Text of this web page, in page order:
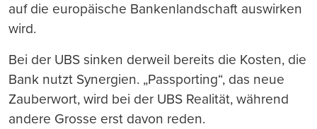
auf die europäische Bankenlandschaft auswirken
wird.
Bei der UBS sinken derweil bereits die Kosten, die
Bank nutzt Synergien. „Passporting“, das neue
Zauberwort, wird bei der UBS Realität, während
andere Grosse erst davon reden.